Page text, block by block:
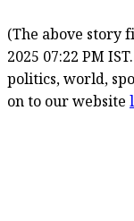
(The above story
2025 07:22 PM
politics, world,
on to our website